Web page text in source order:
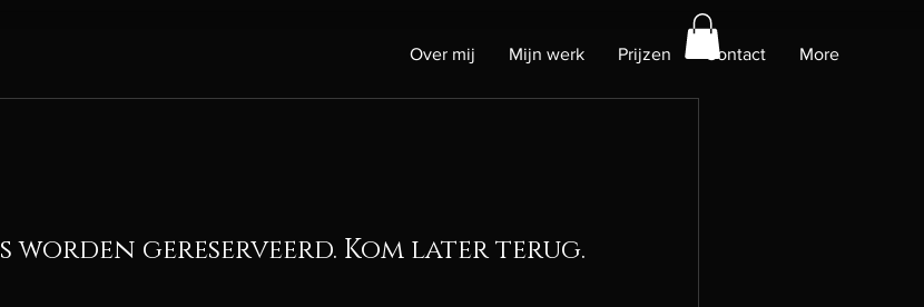
Over mij Mijn werk Prijzen Contact More
worden gereserveerd. Kom later terug.